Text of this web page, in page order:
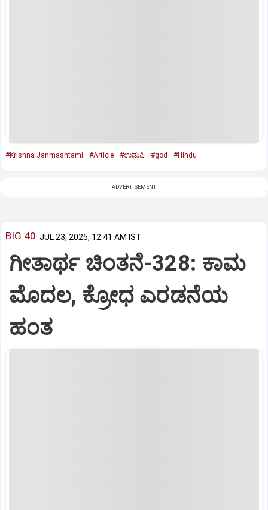
#Krishna Janmashtami #Article #ಉಡುಪಿ #god #Hindu
ADVERTISEMENT
BIG 40 JUL 23, 2025, 12:41 AM IST
ಗೀತಾರ್ಥ ಚಿಂತನೆ-328: ಕಾಮ
ಮೊದಲ, ಕ್ರೋಧ ಎರಡನೆಯ
ಹಂತ